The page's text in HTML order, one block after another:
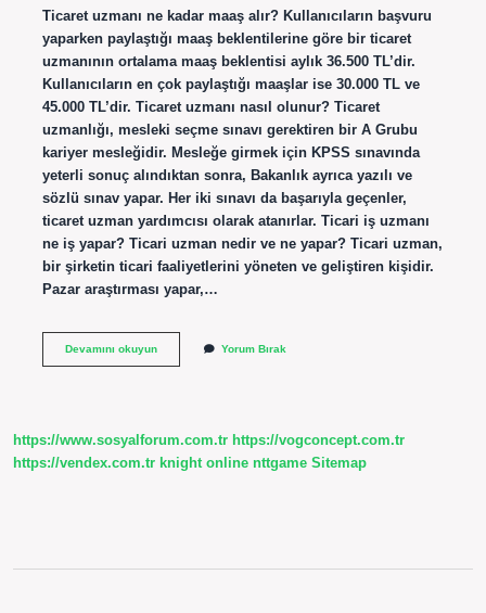
Ticaret uzmanı ne kadar maaş alır? Kullanıcıların başvuru
yaparken paylaştığı maaş beklentilerine göre bir ticaret
uzmanının ortalama maaş beklentisi aylık 36.500 TL’dir.
Kullanıcıların en çok paylaştığı maaşlar ise 30.000 TL ve
45.000 TL’dir. Ticaret uzmanı nasıl olunur? Ticaret
uzmanlığı, mesleki seçme sınavı gerektiren bir A Grubu
kariyer mesleğidir. Mesleğe girmek için KPSS sınavında
yeterli sonuç alındıktan sonra, Bakanlık ayrıca yazılı ve
sözlü sınav yapar. Her iki sınavı da başarıyla geçenler,
ticaret uzman yardımcısı olarak atanırlar. Ticari iş uzmanı
ne iş yapar? Ticari uzman nedir ve ne yapar? Ticari uzman,
bir şirketin ticari faaliyetlerini yöneten ve geliştiren kişidir.
Pazar araştırması yapar,…
Devamını okuyunTicaret
Yorum Bırak
https://www.sosyalforum.com.tr https://vogconcept.com.tr
https://vendex.com.tr knight online nttgame Sitemap